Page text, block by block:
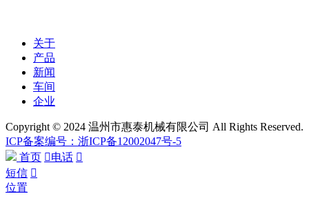
关于
产品
新闻
车间
企业
Copyright © 2024 温州市惠泰机械有限公司 All Rights Reserved.
ICP备案编号：浙ICP备12002047号-5
首页 电话 
短信 
位置